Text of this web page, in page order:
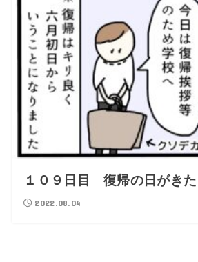
１０９日目 復帰の日がきた
2022.08.04